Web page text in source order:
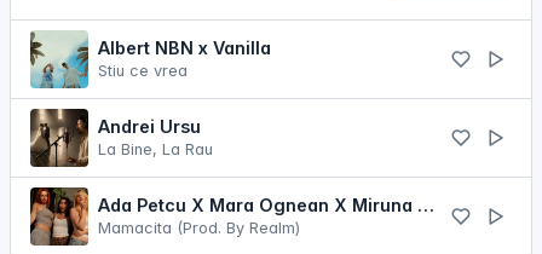
Albert NBN x Vanilla
Stiu ce vrea
Andrei Ursu
La Bine, La Rau
Ada Petcu X Mara Ognean X Miruna Alessandra
Mamacita (Prod. By Realm)